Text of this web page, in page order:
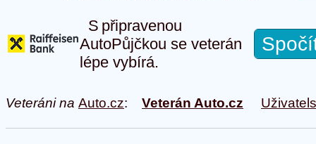
S připravenou
AutoPůjčkou se veterán
lépe vybírá.
Veteráni na Auto.cz: Veterán Auto.cz